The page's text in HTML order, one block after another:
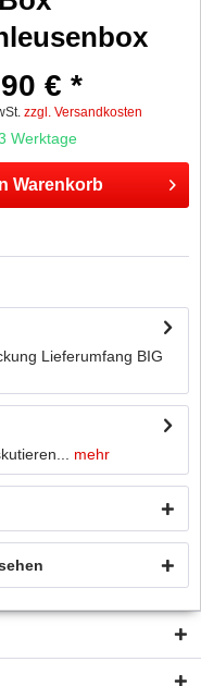
€ *
zzgl. Versandkosten
Werktage
Warenkorb
Lieferumfang BIG
mehr